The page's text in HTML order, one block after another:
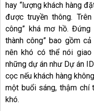
hay “lượng khách hàng
được truyền thông.
công” khá mơ hồ.
thành công” bao gồm
nên khó có thể nói giao
những dự án như Dự án
cọc nếu khách hàng
một buổi sáng, thậm chí
khó.